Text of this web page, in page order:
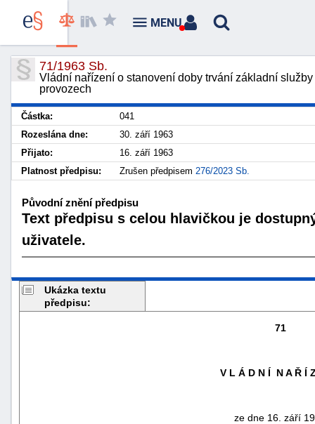
71/1963 Sb.
Vládní nařízení o stanovení doby trvání základní
provozech
Částka:
041
Rozeslána dne:
30. září 1963
Přijato:
16. září 1963
Platnost předpisu:
Zrušen předpisem 276/2023 Sb.
Původní znění předpisu
Text předpisu s celou hlavičkou je
uživatele.
Ukázka textu
předpisu:
71
V L Á D N Í N A Ř Í
ze dne 16. září
MENU